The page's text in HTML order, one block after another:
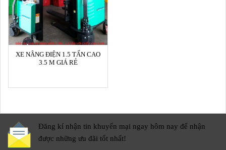
XE NÂNG ĐIỆN 1.5 TẤN CAO
3.5 M GIÁ RẺ
Đăng kí nhận tin khuyến mại ngay hôm nay để nhận
được những ưu đãi tốt nhất!